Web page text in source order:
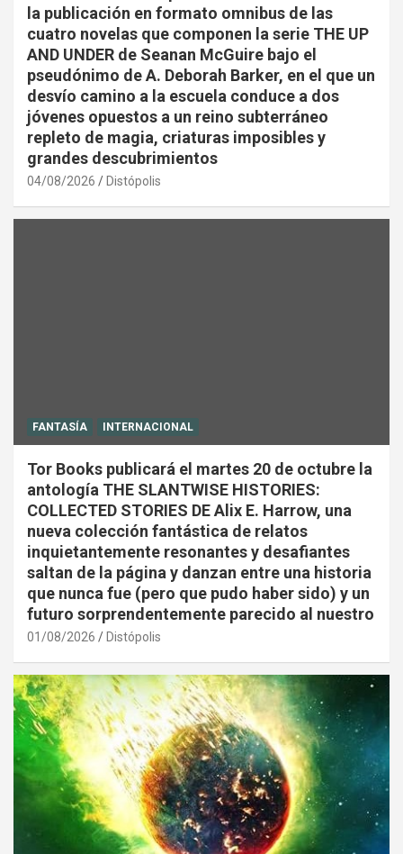
la publicación en formato omnibus de las
cuatro novelas que componen la serie THE UP
AND UNDER de Seanan McGuire bajo el
pseudónimo de A. Deborah Barker, en el que un
desvío camino a la escuela conduce a dos
jóvenes opuestos a un reino subterráneo
repleto de magia, criaturas imposibles y
grandes descubrimientos
04/08/2026 Distópolis
FANTASÍA INTERNACIONAL
Tor Books publicará el martes 20 de octubre la
antología THE SLANTWISE HISTORIES:
COLLECTED STORIES DE Alix E. Harrow, una
nueva colección fantástica de relatos
inquietantemente resonantes y desafiantes
saltan de la página y danzan entre una historia
que nunca fue (pero que pudo haber sido) y un
futuro sorprendentemente parecido al nuestro
01/08/2026 Distópolis